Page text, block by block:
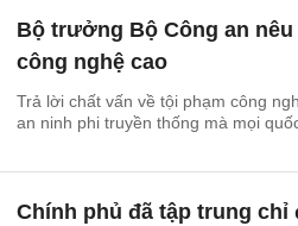
Bộ trưởng Bộ Công an
công nghệ cao
Trả lời chất vấn về tội phạm công
an ninh phi truyền thống mà mọi
Chính phủ đã tập trung